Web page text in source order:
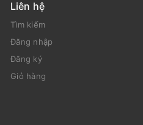
Liên hệ
Tìm kiếm
Đăng nhập
Đăng ký
Giỏ hàng